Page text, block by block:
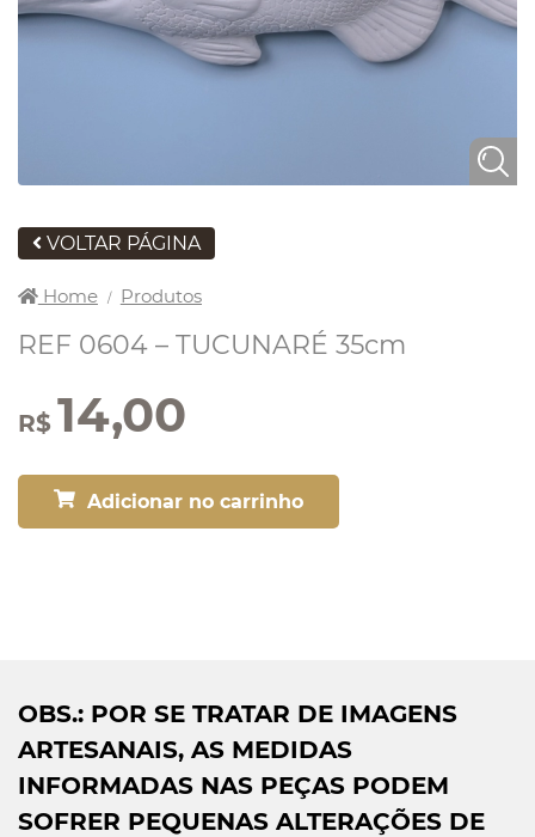
VOLTAR PÁGINA
Home / Produtos
REF 0604 – TUCUNARÉ 35cm
R$ 14,00
Adicionar no carrinho
OBS.: POR SE TRATAR DE IMAGENS
ARTESANAIS, AS MEDIDAS
INFORMADAS NAS PEÇAS PODEM
SOFRER PEQUENAS ALTERAÇÕES DE